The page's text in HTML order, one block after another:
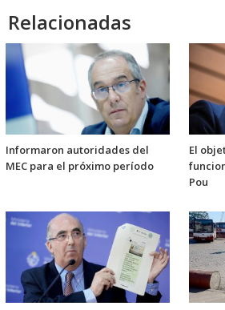
Relacionadas
Informaron autoridades del
MEC para el próximo período
El
Pou